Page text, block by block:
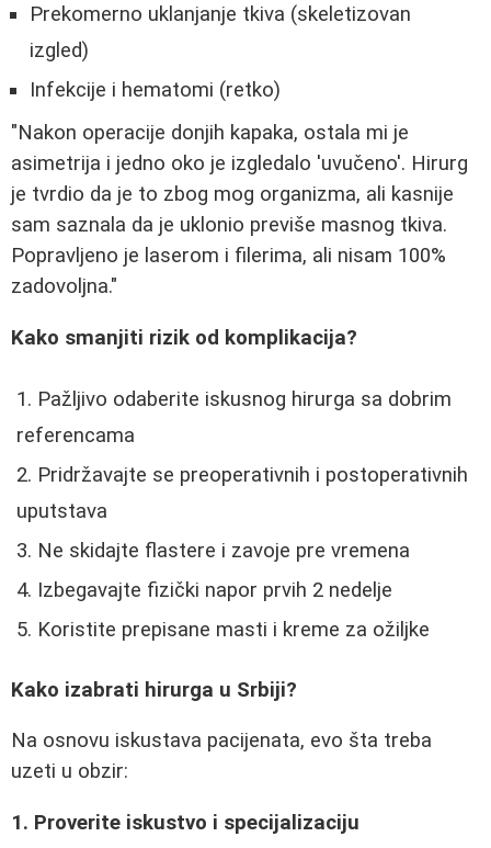
Prekomerno uklanjanje tkiva (skeletizovan
izgled)
Infekcije i hematomi (retko)
"Nakon operacije donjih kapaka, ostala mi je
asimetrija i jedno oko je izgledalo 'uvučeno'. Hirurg
je tvrdio da je to zbog mog organizma, ali kasnije
sam saznala da je uklonio previše masnog tkiva.
Popravljeno je laserom i filerima, ali nisam 100%
zadovoljna."
Kako smanjiti rizik od komplikacija?
Pažljivo odaberite iskusnog hirurga sa dobrim
referencama
Pridržavajte se preoperativnih i postoperativnih
uputstava
Ne skidajte flastere i zavoje pre vremena
Izbegavajte fizički napor prvih 2 nedelje
Koristite prepisane masti i kreme za ožiljke
Kako izabrati hirurga u Srbiji?
Na osnovu iskustava pacijenata, evo šta treba
uzeti u obzir:
1. Proverite iskustvo i specijalizaciju